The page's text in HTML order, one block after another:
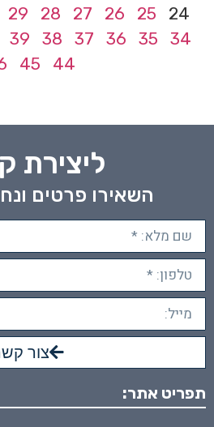
24
25
26
27
28
29
34
35
36
37
38
39
44
45
ליצירת
השאירו פרטים
צור
תפריט אתר: